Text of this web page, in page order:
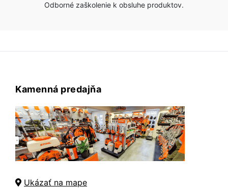
Odborné zaškolenie k obsluhe produktov.
Kamenná predajňa
Ukázať na mape